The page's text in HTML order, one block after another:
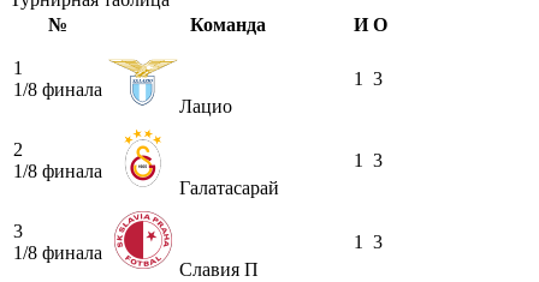
№
Команда И О
1
1/8 финала
Лацио
1 3
2
1/8 финала
Галатасарай
1 3
3
1/8 финала
Славия П
1 3